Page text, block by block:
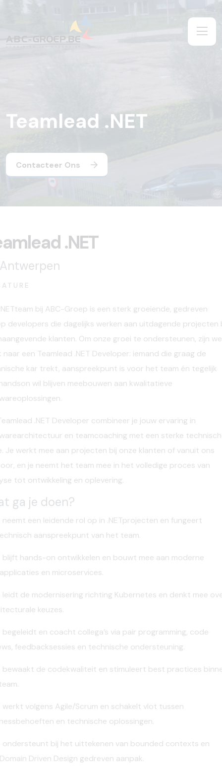
Teamlead .NET
Contacteer Ons
.NET
Antwerpen
bij ABC-Groep is een sterk groeiende, gedreven
developers die dagelijks werken aan uitdagende projecten
klanten. Om onze groei te ondersteunen, zijn
naar een Teamlead .NET Developer: iemand die graag de
kar trekt, aanspreekpunt is voor het team én tegelijk
wil blijven meebouwen aan kwalitatieve
.NET Developer combineer je jouw ervaring in
en teamcoaching met een sterke
Je werkt mee aan projecten bij onze klanten of vanuit ons
en je neemt het team mee in het volledige proces van
tot ontwikkeling en oplevering.
ga je doen?
neemt een leidende rol op in .NETprojecten en fungeert
aanspreekpunt van het team.
blijft hands-on ontwikkelen en bouwt mee aan moderne
en microservices.
leidt de modernisering richting Kubernetes en denkt mee
keuzes.
begeleidt en coacht collega’s via pair programming, code
feedbacksessies en technische ondersteuning.
bewaakt de codekwaliteit en stimuleert best practices
werkt volgens Agile/Scrum en schakelt vlot tussen
en technische oplossingen.
ondersteunt bij het uittekenen van bounded contexts en
Domain Driven Design gedreven aanpak.